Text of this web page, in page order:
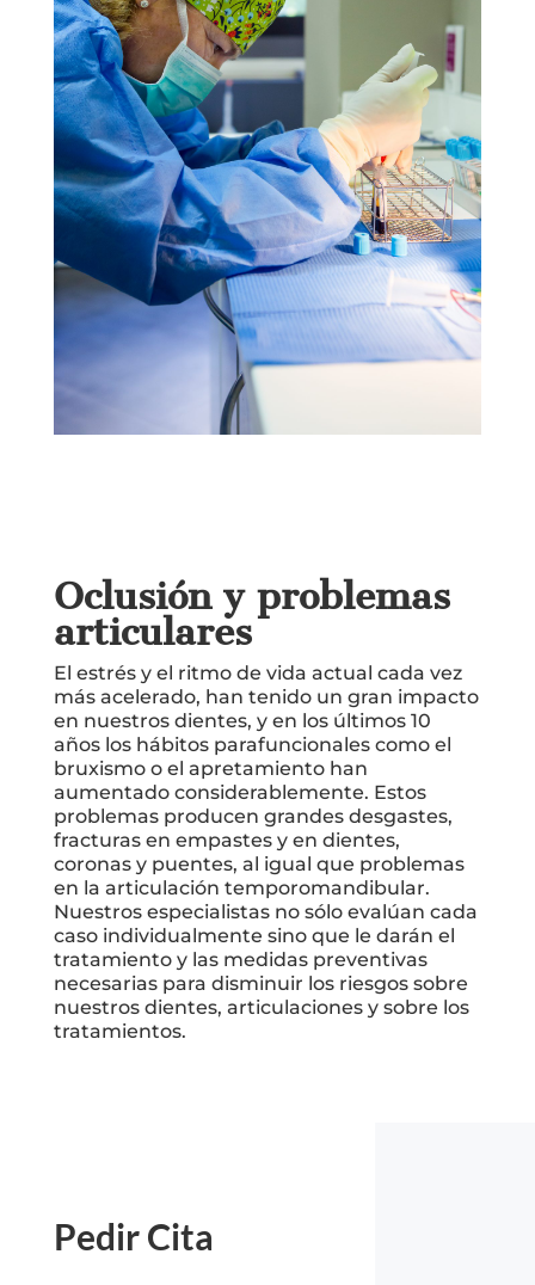
Oclusión y problemas
articulares
El estrés y el ritmo de vida actual cada vez
más acelerado, han tenido un gran impacto
en nuestros dientes, y en los últimos 10
años los hábitos parafuncionales como el
bruxismo o el apretamiento han
aumentado considerablemente. Estos
problemas producen grandes desgastes,
fracturas en empastes y en dientes,
coronas y puentes, al igual que problemas
en la articulación temporomandibular.
Nuestros especialistas no sólo evalúan cada
caso individualmente sino que le darán el
tratamiento y las medidas preventivas
necesarias para disminuir los riesgos sobre
nuestros dientes, articulaciones y sobre los
tratamientos.
Pedir Cita